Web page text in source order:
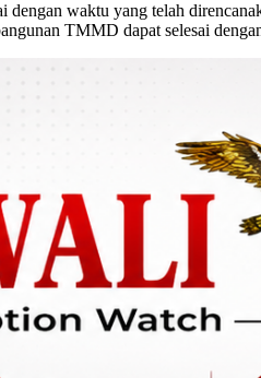
dengan waktu yang telah
TMMD dapat selesai